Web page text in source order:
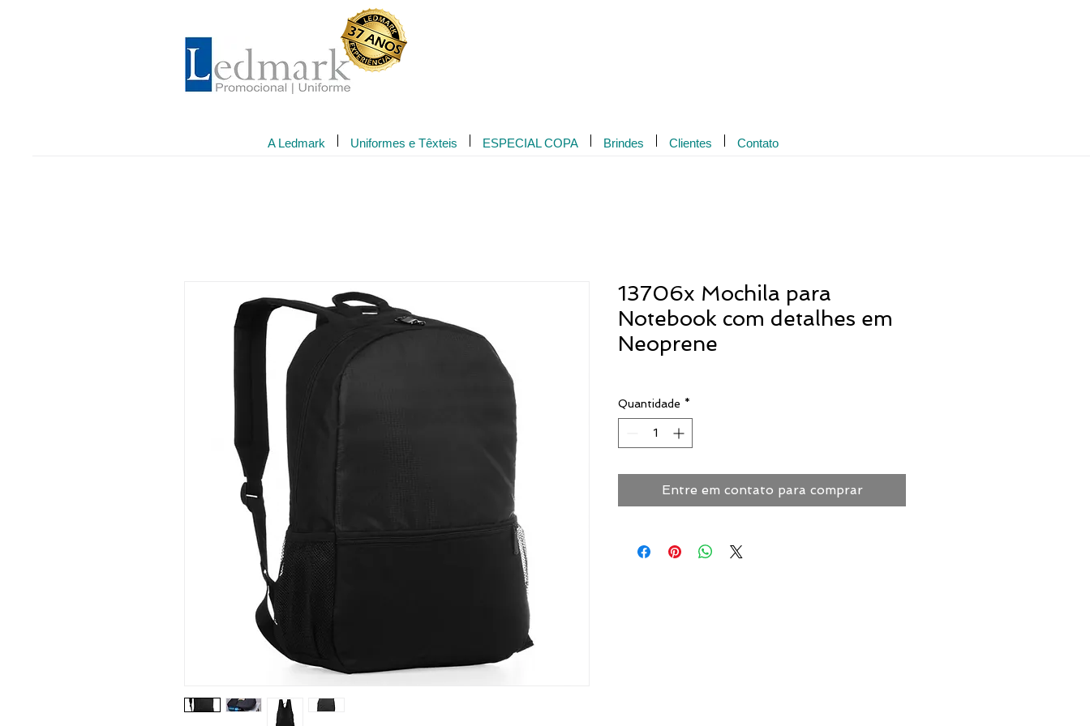
A Ledmark Uniformes e Têxteis ESPECIAL COPA Brindes Clientes Contato
13706x Mochila para
Notebook com detalhes em
Neoprene
Quantidade *
Entre em contato para comprar